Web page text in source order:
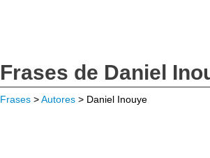
Frases de Daniel
Frases >Autores > Daniel Inouye